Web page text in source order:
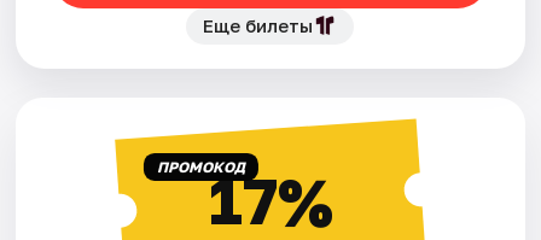
Еще билеты
ПРОМОКОД17%